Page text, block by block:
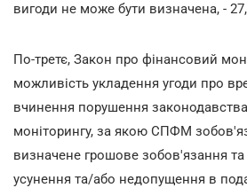
вигоди не може бути визначена, -
По-третє, Закон про фінансовий
можливість укладення угоди про
вчинення порушення
моніторингу, за якою СПФМ
визначене грошове зобов'язання
усунення та/або недопущення в